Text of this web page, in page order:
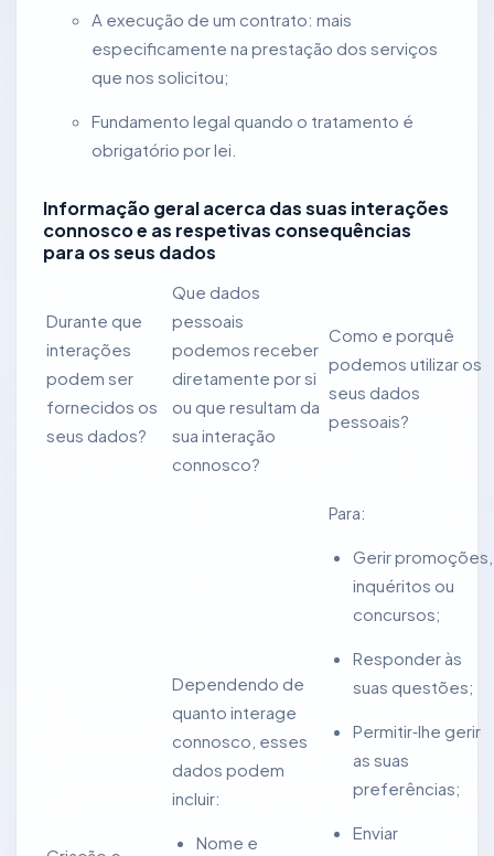
A execução de um contrato: mais
especificamente na prestação dos serviços
que nos solicitou;
Fundamento legal quando o tratamento é
obrigatório por lei.
Informação geral acerca das suas interações
connosco e as respetivas consequências
para os seus dados
Durante que
interações
podem ser
fornecidos os
seus dados?
Que dados
pessoais
podemos receber
diretamente por si
ou que resultam da
sua interação
connosco?
Como e porquê
podemos utilizar os
seus dados
pessoais?
Dependendo de
quanto interage
connosco, esses
dados podem
incluir:
Nome e
Para:
Gerir promoções,
inquéritos ou
concursos;
Responder às
suas questões;
Permitir‑lhe gerir
as suas
preferências;
Enviar